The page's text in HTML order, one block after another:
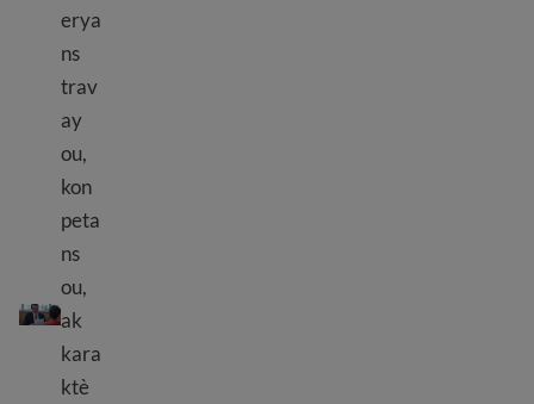
Referans pwofesyonèl
erya
ns
trav
ay
ou,
kon
peta
ns
ou,
ak
kara
ktè